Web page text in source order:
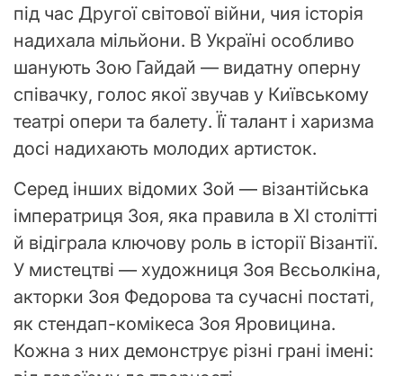
під час Другої світової війни, чия історія
надихала мільйони. В Україні особливо
шанують Зою Гайдай — видатну оперну
співачку, голос якої звучав у Київському
театрі опери та балету. Її талант і харизма
досі надихають молодих артисток.
Серед інших відомих Зой — візантійська
імператриця Зоя, яка правила в XI столітті
й відіграла ключову роль в історії Візантії.
У мистецтві — художниця Зоя Вєсьолкіна,
акторки Зоя Федорова та сучасні постаті,
як стендап-комікеса Зоя Яровицина.
Кожна з них демонструє різні грані імені: